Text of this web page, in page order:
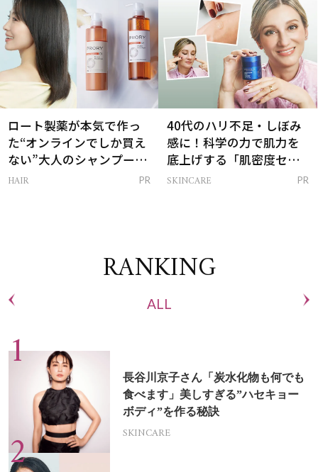
ロート製薬が本気で作っ
た“オンラインでしか買え
ない”大人のシャンプー＆
トリートメントって？
HAIR PR
40代のハリ不足・しぼみ
感に！科学の力で肌力を
底上げする「肌密度セラ
ム」
SKINCARE PR
RANKING
ALL
長谷川京子さん「炭水化物も何でも
食べます」美しすぎる”ハセキョー
ボディ”を作る秘訣
SKINCARE